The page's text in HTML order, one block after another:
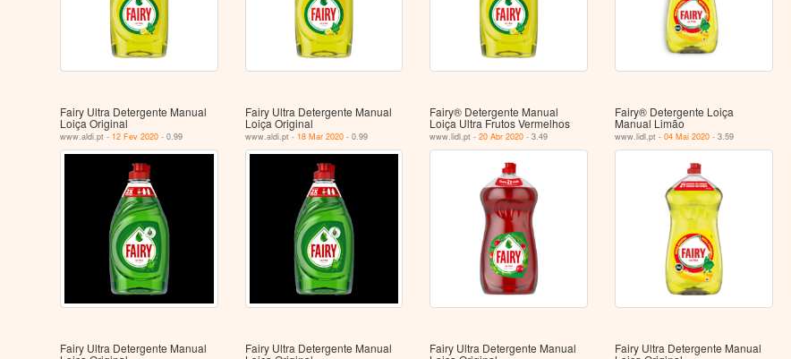
Fairy Ultra Detergente Manual
Loiça Original
www.aldi.pt - 12 Fev 2020 - 0.99
Fairy Ultra Detergente Manual
Loiça Original
www.aldi.pt - 18 Mar 2020- 0.99
Fairy® Detergente Manual
Loiça Ultra Frutos Vermelhos
www.lidl.pt -20 Abr 2020 - 3.49
Fairy® Detergente Loiça
Manual Limão
www.lidl.pt - 04 Mai 2020- 3.59
Fairy Ultra Detergente Manual Fairy Ultra Detergente Manual Fairy Ultra Detergente Manual Fairy Ultra Detergente Manual